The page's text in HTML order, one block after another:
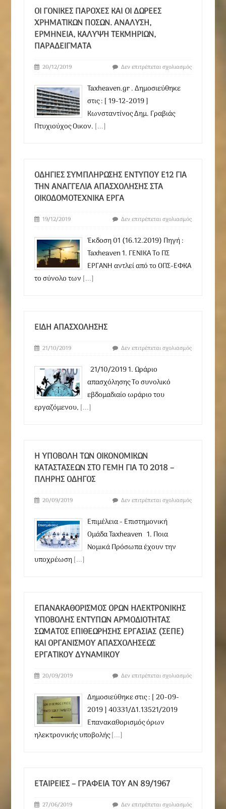
ΟΙ ΓΟΝΙΚΕΣ ΠΑΡΟΧΕΣ ΚΑΙ ΟΙ ΔΩΡΕΕΣ
ΧΡΗΜΑΤΙΚΩΝ ΠΟΣΩΝ. ΑΝΑΛΥΣΗ,
ΕΡΜΗΝΕΙΑ, ΚΑΛΥΨΗ ΤΕΚΜΗΡΙΩΝ,
ΠΑΡΑΔΕΙΓΜΑΤΑ
20/12/2019 Δεν επιτρέπεται σχολιασμός
Taxheaven.gr . Δημοσιεύθηκε
στις : [ 19-12-2019 ]
Κωνσταντίνος Δημ. Γραβιάς
Πτυχιούχος Οικον. [...]
ΟΔΗΓΙΕΣ ΣΥΜΠΛΗΡΩΣΗΣ ΕΝΤΥΠΟΥ Ε12 ΓΙΑ
ΤΗΝ ΑΝΑΓΓΕΛΙΑ ΑΠΑΣΧΟΛΗΣΗΣ ΣΤΑ
ΟΙΚΟΔΟΜΟΤΕΧΝΙΚΑ ΕΡΓΑ
19/12/2019 Δεν επιτρέπεται σχολιασμός
Έκδοση 01 (16.12.2019) Πηγή :
Taxheaven 1. ΓΕΝΙΚΑ Το ΠΣ
ΕΡΓΑΝΗ αντλεί από το ΟΠΣ-ΕΦΚΑ
το σύνολο των [...]
ΕΊΔΗ ΑΠΑΣΧΌΛΗΣΗΣ
21/10/2019 Δεν επιτρέπεται σχολιασμός
21/10/2019 1. Ωράριο
απασχόλησης Το συνολικό
εβδομαδιαίο ωράριο του
εργαζόμενου, [...]
Η ΥΠΟΒΟΛΉ ΤΩΝ ΟΙΚΟΝΟΜΙΚΏΝ
ΚΑΤΑΣΤΆΣΕΩΝ ΣΤΟ ΓΕΜΗ ΓΙΑ ΤΟ 2018 –
ΠΛΉΡΗΣ ΟΔΗΓΌΣ
20/09/2019 Δεν επιτρέπεται σχολιασμός
Επιμέλεια - Επιστημονική
Ομάδα Taxheaven 1. Ποια
Νομικά Πρόσωπα έχουν την
υποχρέωση[...]
ΕΠΑΝΑΚΑΘΟΡΙΣΜΌΣ ΌΡΩΝ ΗΛΕΚΤΡΟΝΙΚΉΣ
ΥΠΟΒΟΛΉΣ ΕΝΤΎΠΩΝ ΑΡΜΟΔΙΌΤΗΤΑΣ
ΣΏΜΑΤΟΣ ΕΠΙΘΕΏΡΗΣΗΣ ΕΡΓΑΣΊΑΣ (ΣΕΠΕ)
ΚΑΙ ΟΡΓΑΝΙΣΜΟΎ ΑΠΑΣΧΟΛΉΣΕΩΣ
ΕΡΓΑΤΙΚΟΎ ΔΥΝΑΜΙΚΟΎ
20/09/2019 Δεν επιτρέπεται σχολιασμός
Δημοσιεύθηκε στις : [ 20-09-
2019 ] 40331/Δ1.13521/2019
Επανακαθορισμός όρων
ηλεκτρονικής υποβολής[...]
ΕΤΑΙΡΕΊΕΣ – ΓΡΑΦΕΊΑ ΤΟΥ ΑΝ 89/1967
27/06/2019 Δεν επιτρέπεται σχολιασμός